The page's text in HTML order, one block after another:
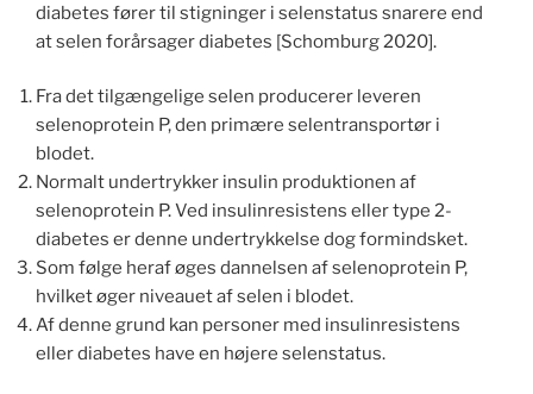
diabetes fører til stigninger i selenstatus snarere end
at selen forårsager diabetes [Schomburg 2020].
Fra det tilgængelige selen producerer leveren
selenoprotein P, den primære selentransportør i
blodet.
Normalt undertrykker insulin produktionen af ​​
selenoprotein P. Ved insulinresistens eller type 2-
diabetes er denne undertrykkelse dog formindsket.
Som følge heraf øges dannelsen af selenoprotein P,
hvilket øger niveauet af selen i blodet.
Af denne grund kan personer med insulinresistens
eller diabetes have en højere selenstatus.